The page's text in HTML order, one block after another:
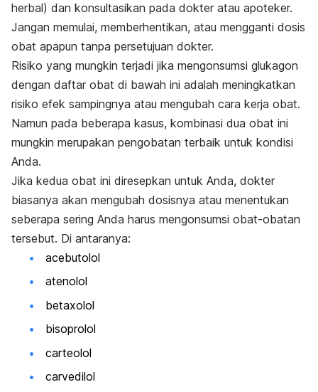
herbal) dan konsultasikan pada dokter atau apoteker.
Jangan memulai, memberhentikan, atau mengganti dosis
obat apapun tanpa persetujuan dokter.
Risiko yang mungkin terjadi jika mengonsumsi glukagon
dengan daftar obat di bawah ini adalah meningkatkan
risiko efek sampingnya atau mengubah cara kerja obat.
Namun pada beberapa kasus, kombinasi dua obat ini
mungkin merupakan pengobatan terbaik untuk kondisi
Anda.
Jika kedua obat ini diresepkan untuk Anda, dokter
biasanya akan mengubah dosisnya atau menentukan
seberapa sering Anda harus mengonsumsi obat-obatan
tersebut. Di antaranya:
acebutolol
atenolol
betaxolol
bisoprolol
carteolol
carvedilol